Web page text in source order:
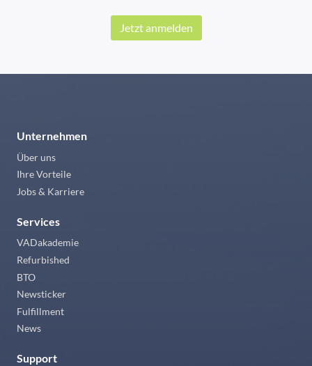
Jetzt anmelden
Unternehmen
Über uns
Ihre Vorteile
Jobs & Karriere
Services
VADakademie
Refurbished
BTO
Newsticker
Fulfillment
News
Support